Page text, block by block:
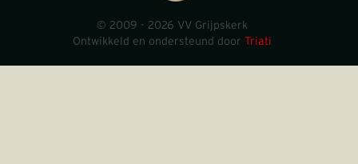
© 2009 - 2026 VV Grijpskerk
Ontwikkeld en ondersteund door Triati